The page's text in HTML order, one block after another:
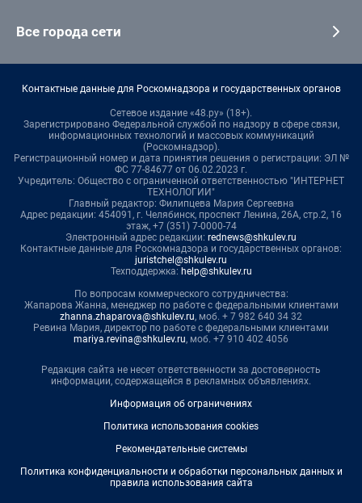
Все города сети
Контактные данные для Роскомнадзора и государственных органов
Сетевое издание «48.ру» (18+).
Зарегистрировано Федеральной службой по надзору в сфере связи,
информационных технологий и массовых коммуникаций
(Роскомнадзор).
Регистрационный номер и дата принятия решения о регистрации: ЭЛ №
ФС 77-84677 от 06.02.2023 г.
Учредитель: Общество с ограниченной ответственностью "ИНТЕРНЕТ
ТЕХНОЛОГИИ"
Главный редактор: Филипцева Мария Сергеевна
Адрес редакции: 454091, г. Челябинск, проспект Ленина, 26А, стр.2, 16
этаж, +7 (351) 7-0000-74
Электронный адрес редакции: rednews@shkulev.ru
Контактные данные для Роскомнадзора и государственных органов:
juristchel@shkulev.ru
Техподдержка: help@shkulev.ru
По вопросам коммерческого сотрудничества:
Жапарова Жанна, менеджер по работе с федеральными клиентами
zhanna.zhaparova@shkulev.ru, моб. + 7 982 640 34 32
Ревина Мария, директор по работе с федеральными клиентами
mariya.revina@shkulev.ru, моб. +7 910 402 4056
Редакция сайта не несет ответственности за достоверность
информации, содержащейся в рекламных объявлениях.
Информация об ограничениях
Политика использования cookies
Рекомендательные системы
Политика конфиденциальности и обработки персональных данных и
правила использования сайта